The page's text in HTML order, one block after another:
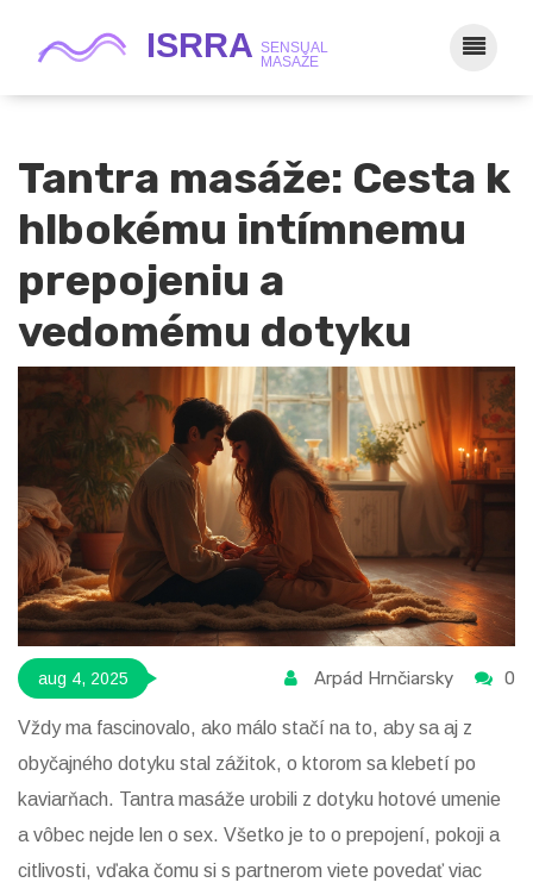
Tantra masáže: Cesta k
hlbokému intímnemu
prepojeniu a
vedomému dotyku
aug 4, 2025 Arpád Hrnčiarsky 0
Vždy ma fascinovalo, ako málo stačí na to, aby sa aj z
obyčajného dotyku stal zážitok, o ktorom sa klebetí po
kaviarňach. Tantra masáže urobili z dotyku hotové umenie
a vôbec nejde len o sex. Všetko je to o prepojení, pokoji a
citlivosti, vďaka čomu si s partnerom viete povedať viac